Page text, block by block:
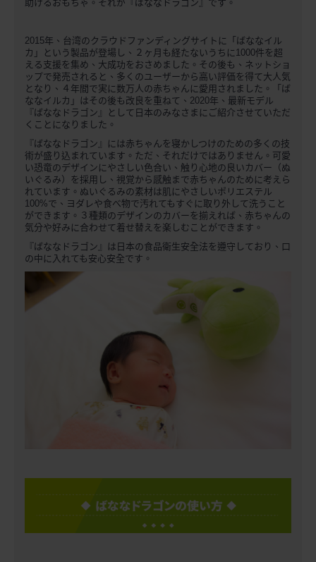
助けるおもちゃ。それが『ばななドラゴン』です。
2015年、台湾のクラウドファンディングサイトに「ばななイル
カ」という製品が登場し、２ヶ月も経たないうちに1000件を超
える支援を集め、大成功をおさめました。その後も、ネットショ
ップで発売されると、多くのユーザーから高い評価を得て大人気
となり、４年間で実に数万人の赤ちゃんに愛用されました。「ば
ななイルカ」はその後も改良を重ねて、2020年、最新モデル
『ばななドラゴン』として日本のみなさまにご紹介させていただ
くことになりました。
『ばななドラゴン』には赤ちゃんを寝かしつけのための多くの技
術が盛り込まれています。ただ、それだけではありません。可愛
い恐竜のデザインにやさしい色合い、触り心地の良いカバー（ぬ
いぐるみ）を採用し、視覚から感触まで赤ちゃんのために考えら
れています。ぬいぐるみの素材は肌にやさしいポリエステル
100%で、ヨダレや食べ物で汚れてもすぐに取り外して洗うこと
ができます。３種類のデザインのカバーを揃えれば、赤ちゃんの
気分や好みに合わせて着せ替えを楽しむことができます。
『ばななドラゴン』は日本の食品衛生安全法を遵守しており、口
の中に入れても安心安全です。